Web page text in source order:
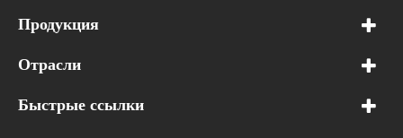
Продукция
Отрасли
Быстрые ссылки